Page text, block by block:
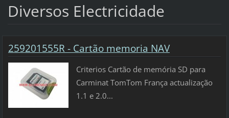
Diversos Electricidade
259201555R - Cartão memoria NAV
Criterios Cartão de memória SD para
Carminat TomTom França actualização
1.1 e 2.0...